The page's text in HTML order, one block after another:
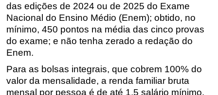
das edições de 2024 ou de 2025 do Exame
Nacional do Ensino Médio (Enem); obtido, no
mínimo, 450 pontos na média das cinco provas
do exame; e não tenha zerado a redação do
Enem.
Para as bolsas integrais, que cobrem 100% do
valor da mensalidade, a renda familiar bruta
mensal por pessoa é de até 1,5 salário mínimo.